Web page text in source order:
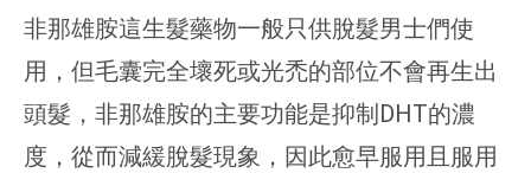
非那雄胺這生髮藥物一般只供脫髮男士們使
用，但毛囊完全壞死或光禿的部位不會再生出
頭髮，非那雄胺的主要功能是抑制DHT的濃
度，從而減緩脫髮現象，因此愈早服用且服用